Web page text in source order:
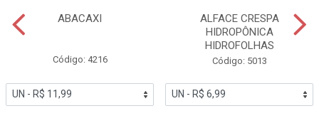
ABACAXI
Código: 4216
ALFACE CRESPA
HIDROPÔNICA
HIDROFOLHAS
Código: 5013